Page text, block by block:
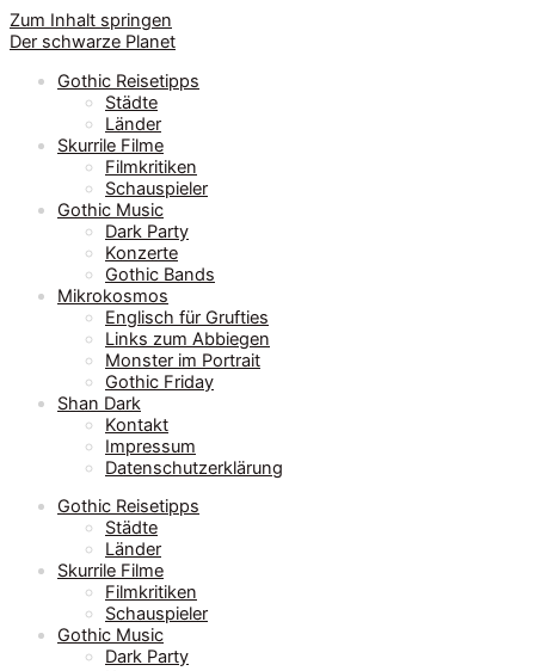
Zum Inhalt springen
Der schwarze Planet
Gothic Reisetipps
Städte
Länder
Skurrile Filme
Filmkritiken
Schauspieler
Gothic Music
Dark Party
Konzerte
Gothic Bands
Mikrokosmos
Englisch für Grufties
Links zum Abbiegen
Monster im Portrait
Gothic Friday
Shan Dark
Kontakt
Impressum
Datenschutzerklärung
Gothic Reisetipps
Städte
Länder
Skurrile Filme
Filmkritiken
Schauspieler
Gothic Music
Dark Party